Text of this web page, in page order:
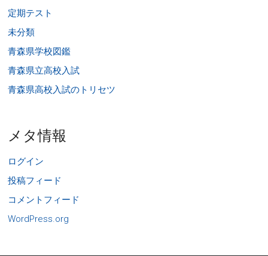
定期テスト
未分類
青森県学校図鑑
青森県立高校入試
青森県高校入試のトリセツ
メタ情報
ログイン
投稿フィード
コメントフィード
WordPress.org